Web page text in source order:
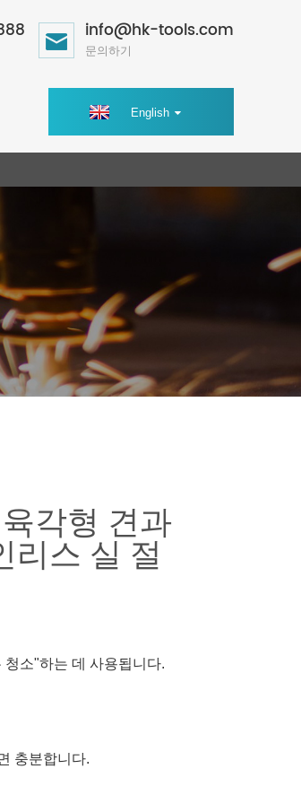
info@hk-tools.com
문의하기
English
각형 견과
리스 실 절
소"하는 데 사용됩니다.
충분합니다.